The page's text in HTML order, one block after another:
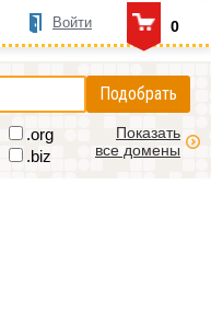
0
Войти
Подобрать
.org
.biz
Показать
все домены